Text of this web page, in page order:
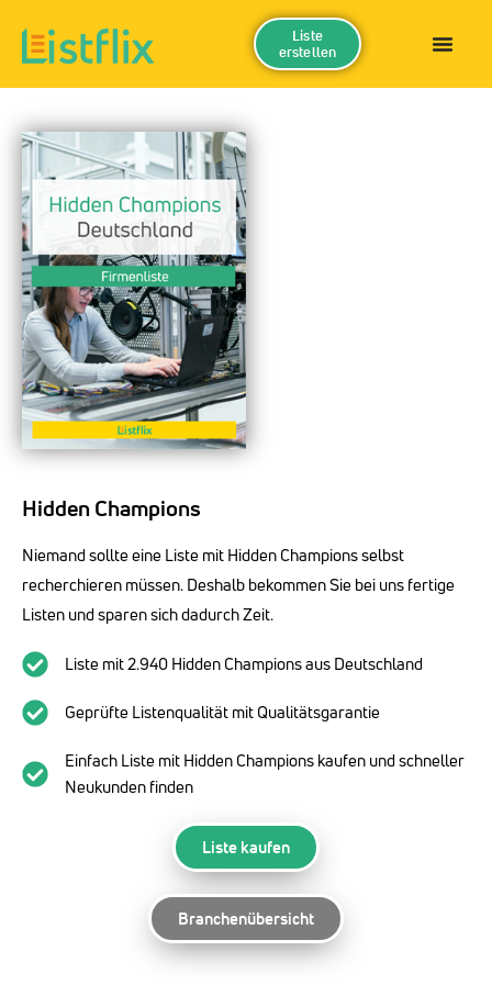
Liste
erstellen
Hidden Champions
Niemand sollte eine Liste mit Hidden Champions selbst
recherchieren müssen. Deshalb bekommen Sie bei uns fertige
Listen und sparen sich dadurch Zeit.
Liste mit 2.940 Hidden Champions aus Deutschland
Geprüfte Listenqualität mit Qualitätsgarantie
Einfach Liste mit Hidden Champions kaufen und schneller
Neukunden finden
Liste kaufen
Branchenübersicht